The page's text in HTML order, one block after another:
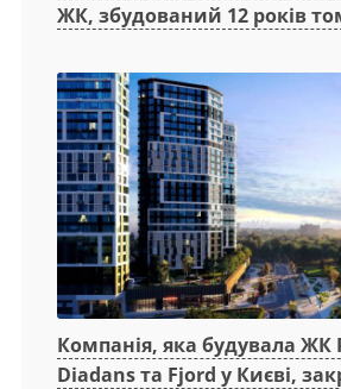
ЖК, збудований 12 років
Компанія, яка будувала ЖК
Diadans та Fjord у Києві,